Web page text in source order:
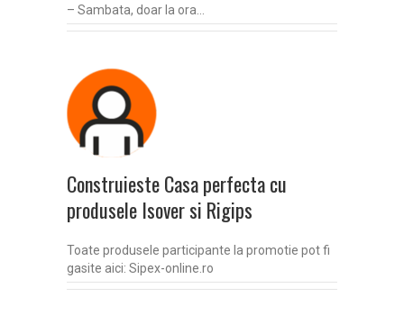
– Sambata, doar la ora…
Construieste Casa perfecta cu
produsele Isover si Rigips
Toate produsele participante la promotie pot fi
gasite aici: Sipex-online.ro